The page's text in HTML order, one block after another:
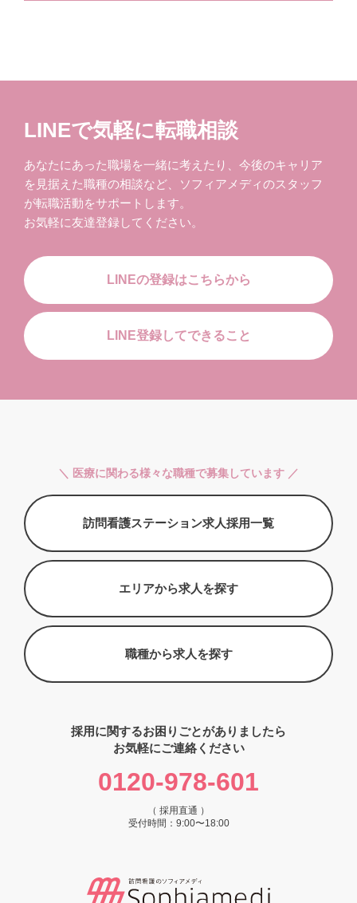
LINEで気軽に転職相談
あなたにあった職場を一緒に考えたり、今後のキャリア
を見据えた職種の相談など、ソフィアメディのスタッフ
が転職活動をサポートします。
お気軽に友達登録してください。
LINEの登録はこちらから
LINE登録してできること
＼ 医療に関わる様々な職種で募集しています ／
訪問看護ステーション求人採用一覧
エリアから求人を探す
職種から求人を探す
採用に関するお困りごとがありましたら
お気軽にご連絡ください
0120-978-601
（ 採用直通 ）
受付時間：9:00〜18:00